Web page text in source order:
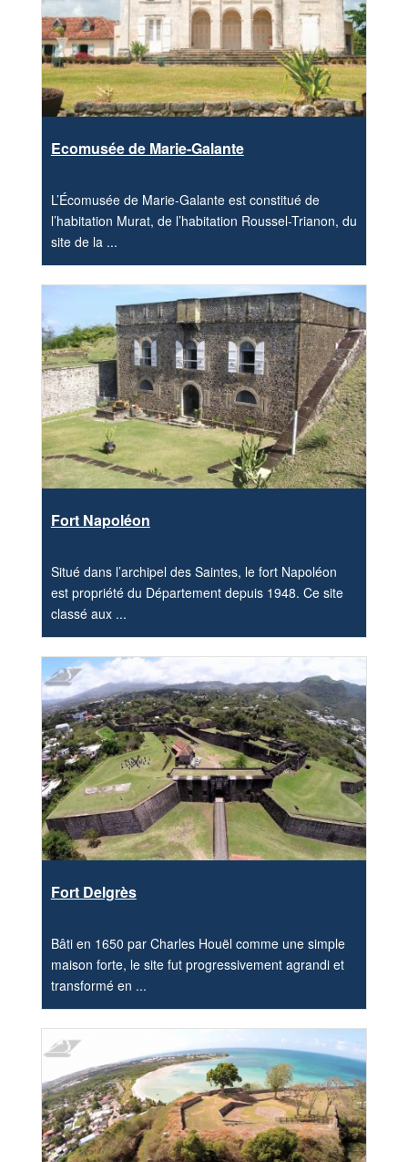
Ecomusée de Marie-Galante
L’Écomusée de Marie-Galante est constitué de
l’habitation Murat, de l’habitation Roussel-Trianon, du
site de la ...
Fort Napoléon
Situé dans l’archipel des Saintes, le fort Napoléon
est propriété du Département depuis 1948. Ce site
classé aux ...
Fort Delgrès
Bâti en 1650 par Charles Houël comme une simple
maison forte, le site fut progressivement agrandi et
transformé en ...